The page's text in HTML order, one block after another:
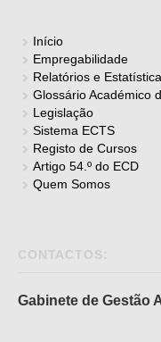
Início
Empregabilidade
Relatórios e
Glossário Académico
Legislação
Sistema ECTS
Registo de Cursos
Artigo 54.º do ECD
Quem Somos
CONTACTOS:
Gabinete de Gestão